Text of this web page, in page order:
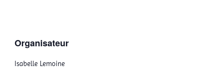
Organisateur
Isabelle Lemoine